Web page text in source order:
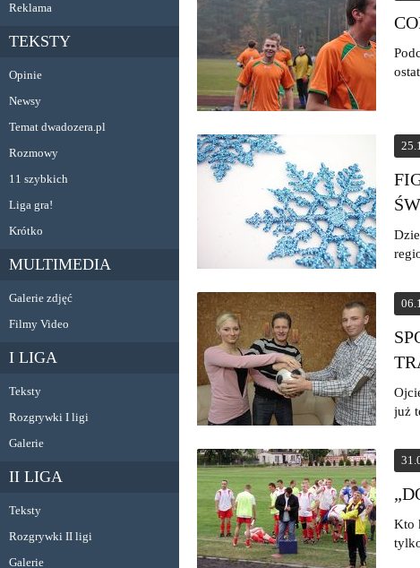
Reklama
TEKSTY
Opinie
Newsy
Temat dwadozera.pl
Rozmowy
11 szybkich
Liga gra!
Krótko
MULTIMEDIA
Galerie zdjęć
Filmy Video
I LIGA
Teksty
Rozgrywki I ligi
Galerie
II LIGA
Teksty
Rozgrywki II ligi
Galerie
już
Kto